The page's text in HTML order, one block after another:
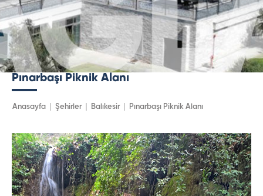
Pınarbaşı Piknik Alanı
Anasayfa Şehirler Balıkesir Pınarbaşı Piknik Alanı